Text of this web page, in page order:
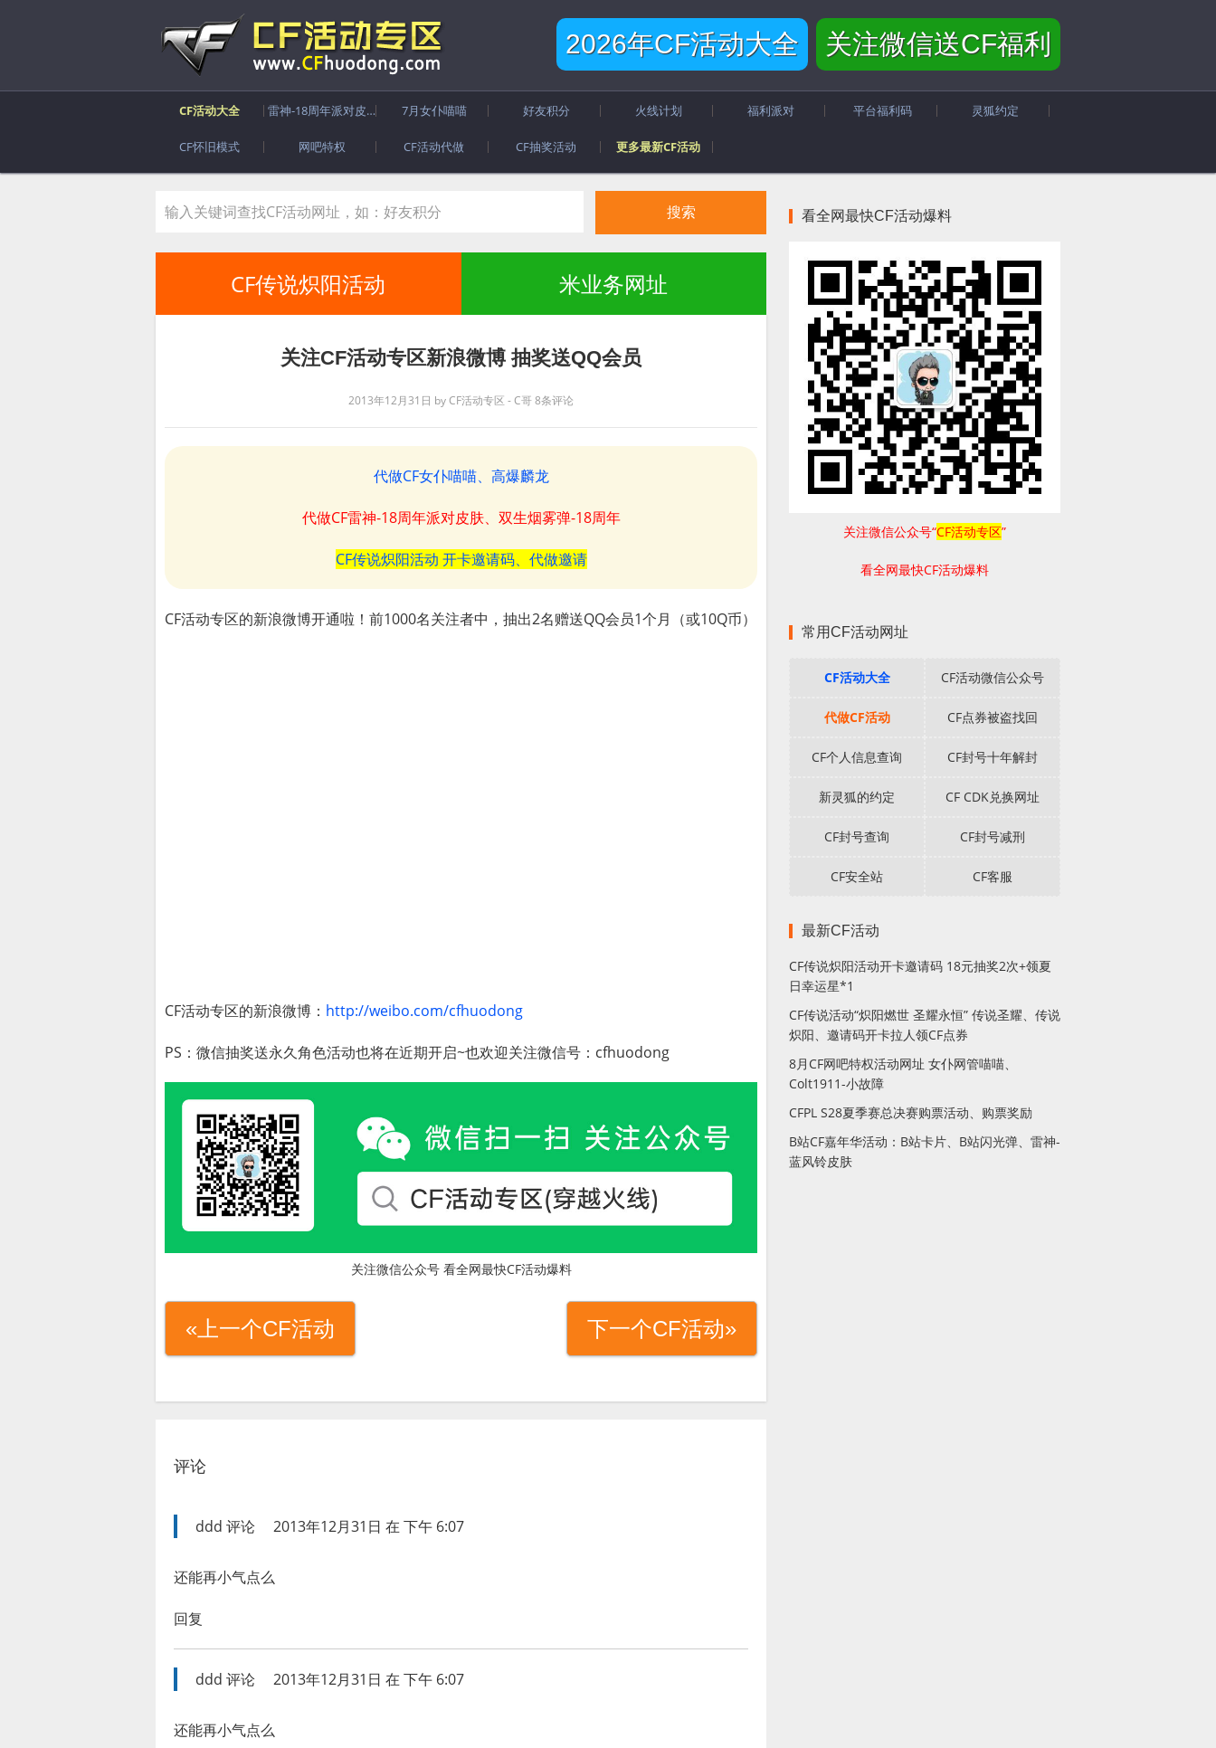
2026年CF活动大全 关注微信送CF福利
CF活动大全 雷神-18周年派对皮肤 7月女仆喵喵 好友积分 火线计划 福利派对 平台福利码 灵狐约定
CF怀旧模式 网吧特权 CF活动代做 CF抽奖活动 更多最新CF活动
CF传说炽阳活动 米业务网址
关注CF活动专区新浪微博 抽奖送QQ会员
2013年12月31日 byCF活动专区 - C哥8条评论
代做CF女仆喵喵、高爆麟龙
代做CF雷神-18周年派对皮肤、双生烟雾弹-18周年
CF传说炽阳活动 开卡邀请码、代做邀请
CF活动专区的新浪微博开通啦！前1000名关注者中，抽出2名赠送QQ会员1个月（或10Q币）
CF活动专区的新浪微博： http://weibo.com/cfhuodong
PS：微信抽奖送永久角色活动也将在近期开启~也欢迎关注微信号：cfhuodong
关注微信公众号 看全网最快CF活动爆料
«上一个CF活动 下一个CF活动»
评论
ddd 评论 2013年12月31日 在 下午 6:07
还能再小气点么
回复
ddd 评论 2013年12月31日 在 下午 6:07
还能再小气点么
看全网最快CF活动爆料
关注微信公众号“CF活动专区”
看全网最快CF活动爆料
常用CF活动网址
CF活动大全 CF活动微信公众号
代做CF活动 CF点券被盗找回
CF个人信息查询 CF封号十年解封
新灵狐的约定 CF CDK兑换网址
CF封号查询 CF封号减刑
CF安全站 CF客服
最新CF活动
CF传说炽阳活动开卡邀请码 18元抽奖2次+领夏
日幸运星*1
CF传说活动“炽阳燃世 圣耀永恒” 传说圣耀、传说
炽阳、邀请码开卡拉人领CF点券
8月CF网吧特权活动网址 女仆网管喵喵、
Colt1911-小故障
CFPL S28夏季赛总决赛购票活动、购票奖励
B站CF嘉年华活动：B站卡片、B站闪光弹、雷神-
蓝风铃皮肤